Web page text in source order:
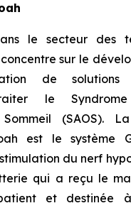
le secteur des
sur le
de solutions
le Syndrome
(SAOS).
est le système
du nerf
qui a reçu le
et destinée